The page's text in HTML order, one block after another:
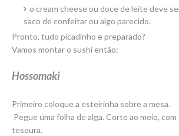
o cream cheese ou doce de leite deve
saco de confeitar ou algo parecido.
Pronto, tudo picadinho e preparado?
Vamos montar o sushi então:
Hossomaki
Primeiro coloque a esteirinha sobre a mesa.
Pegue uma folha de alga. Corte ao meio, com
tesoura.